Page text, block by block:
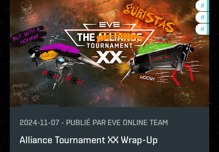
#
#
# pvp
2024-11-07 - PUBLIÉ PAR EVE ONLINE TEAM
Alliance Tournament XX Wrap-Up